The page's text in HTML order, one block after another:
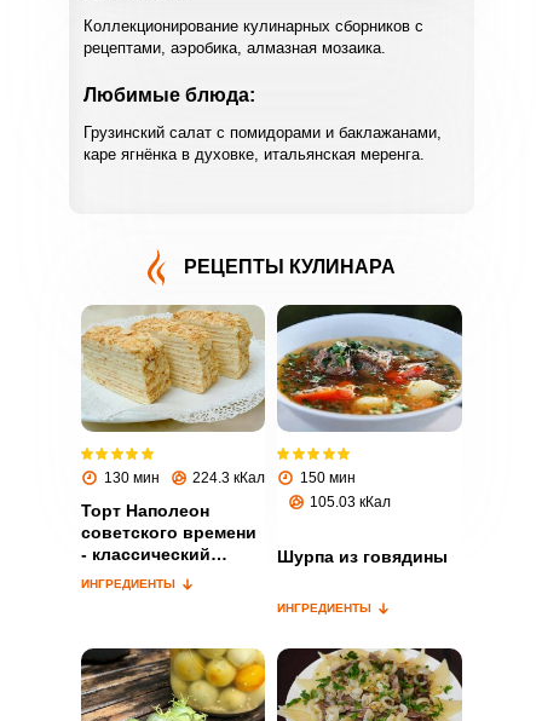
Коллекционирование кулинарных сборников с
рецептами, аэробика, алмазная мозаика.
Любимые блюда:
Грузинский салат с помидорами и баклажанами,
каре ягнёнка в духовке, итальянская меренга.
РЕЦЕПТЫ КУЛИНАРА
130 мин 224.3 кКал
Торт Наполеон
советского времени
- классический
рецепт
ИНГРЕДИЕНТЫ
150 мин
105.03 кКал
Шурпа из говядины
ИНГРЕДИЕНТЫ
ВХОД НА САЙТ РЕГИСТРАЦИЯ
Войдите
с помощью социальных сетей:
или